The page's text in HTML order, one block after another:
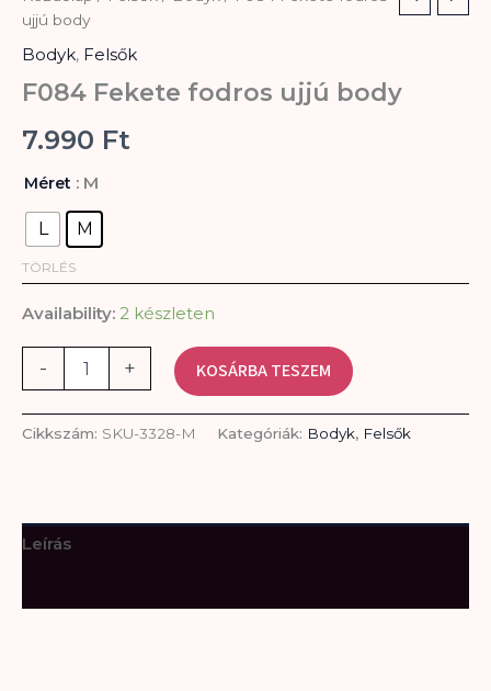
ujjú body
Bodyk, Felsők
F084 Fekete fodros ujjú body
7.990 Ft
Méret : M
L M
TÖRLÉS
Availability: 2 készleten
-
Fekete
ujjú
body
mennyiség
+ KOSÁRBA TESZEM
Cikkszám: SKU-3328-M Kategóriák: Bodyk, Felsők
Leírás